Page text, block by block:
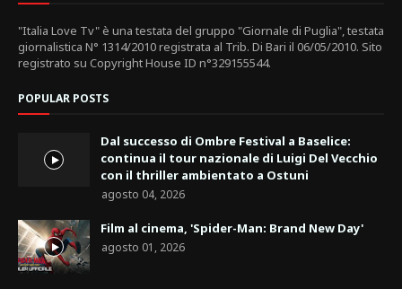
"Italia Love Tv" è una testata del gruppo "Giornale di Puglia", testata
giornalistica N° 1314/2010 registrata al Trib. Di Bari il 06/05/2010. Sito
registrato su Copyright House ID n°329155544.
POPULAR POSTS
Dal successo di Ombre Festival a Baselice:
continua il tour nazionale di Luigi Del Vecchio
con il thriller ambientato a Ostuni
agosto 04, 2026
Film al cinema, 'Spider-Man: Brand New Day'
agosto 01, 2026